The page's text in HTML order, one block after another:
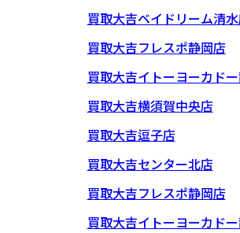
買取大吉ベイドリーム清
買取大吉フレスポ静岡店
買取大吉イトーヨーカド
買取大吉横須賀中央店
買取大吉逗子店
買取大吉センター北店
買取大吉フレスポ静岡店
買取大吉イトーヨーカド